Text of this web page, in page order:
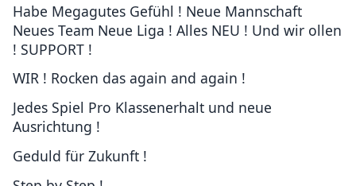
Habe Megagutes Gefühl ! Neue Mannschaft
Neues Team Neue Liga ! Alles NEU ! Und wir ollen
! SUPPORT !
WIR ! Rocken das again and again !
Jedes Spiel Pro Klassenerhalt und neue
Ausrichtung !
Geduld für Zukunft !